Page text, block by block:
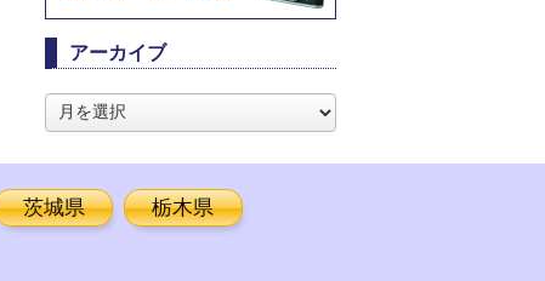
アーカイブ
ー
ブ
茨城県 栃木県